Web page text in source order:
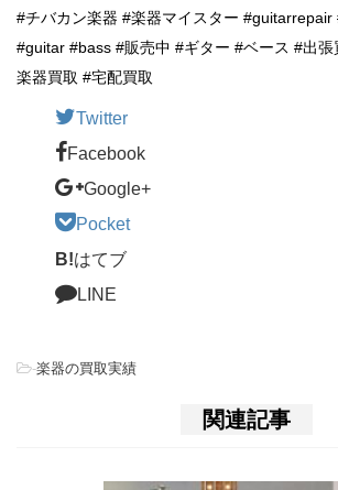
#チバカン楽器 #楽器マイスター #guitarrepair
#guitar #bass #販売中 #ギター #ベース #出
楽器買取 #宅配買取
Twitter
Facebook
Google+
Pocket
B!はてブ
LINE
-楽器の買取実績
関連記事